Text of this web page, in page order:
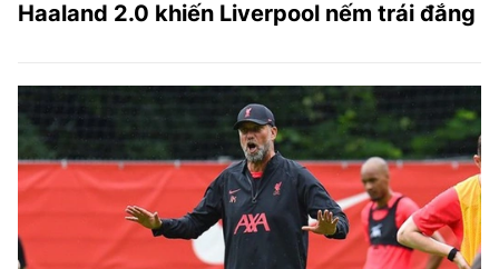
Haaland 2.0 khiến Liverpool nếm trái đắng